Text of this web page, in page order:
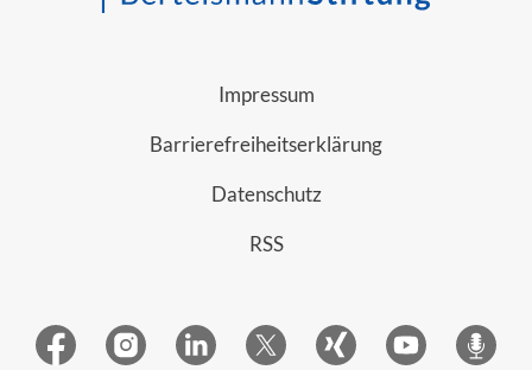
Impressum
Barrierefreiheitserklärung
Datenschutz
RSS